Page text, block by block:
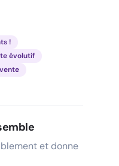
!
évolutif
et donne